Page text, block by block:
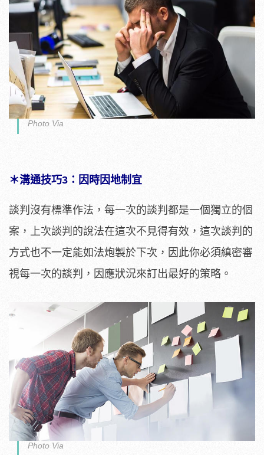
Photo Via
＊溝通技巧3：因時因地制宜
談判沒有標準作法，每一次的談判都是一個獨立的個
案，上次談判的說法在這次不見得有效，這次談判的
方式也不一定能如法炮製於下次，因此你必須縝密審
視每一次的談判，因應狀況來訂出最好的策略。
Photo Via